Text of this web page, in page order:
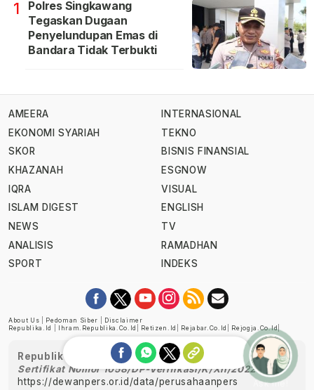
1
Polres Singkawang
Tegaskan Dugaan
Penyelundupan Emas di
Bandara Tidak Terbukti
AMEERA
EKONOMI SYARIAH
SKOR
KHAZANAH
IQRA
ISLAM DIGEST
NEWS
ANALISIS
SPORT
INTERNASIONAL
TEKNO
BISNIS FINANSIAL
ESGNOW
VISUAL
ENGLISH
TV
RAMADHAN
INDEKS
About Us Pedoman Siber
Disclaimer
Republika.id
Ihram.republika.co.id Retizen.id Rejabar.co.id Rejogja.co.id|
Republika telah diverifikasi oleh Dewan Pers
Sertifikat Nomor 1058/DP-Verifikasi/K/XII/2022
https://dewanpers.or.id/data/perusahaanpers
Ask me!